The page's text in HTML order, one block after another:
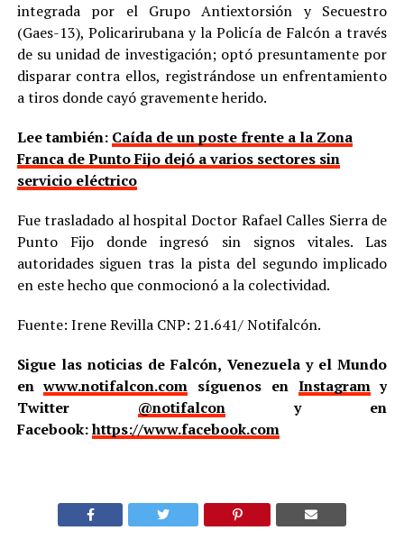
integrada por el Grupo Antiextorsión y Secuestro
(Gaes-13), Policarirubana y la Policía de Falcón a través
de su unidad de investigación; optó presuntamente por
disparar contra ellos, registrándose un enfrentamiento
a tiros donde cayó gravemente herido.
Lee también: Caída de un poste frente a la Zona
Franca de Punto Fijo dejó a varios sectores sin
servicio eléctrico
Fue trasladado al hospital Doctor Rafael Calles Sierra de
Punto Fijo donde ingresó sin signos vitales. Las
autoridades siguen tras la pista del segundo implicado
en este hecho que conmocionó a la colectividad.
Fuente: Irene Revilla CNP: 21.641/ Notifalcón.
Sigue las noticias de Falcón, Venezuela y el Mundo
enwww.notifalcon.com síguenos en Instagramy
Twitter @notifalcony en
Facebook:https://www.facebook.com